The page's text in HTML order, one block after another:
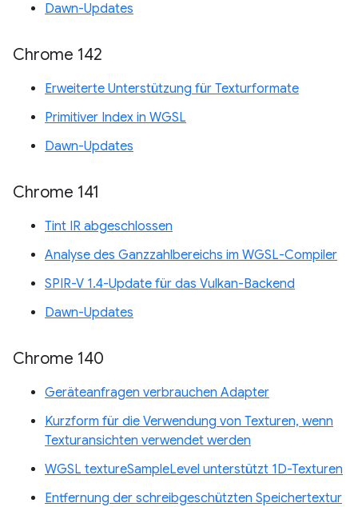
Dawn-Updates
Chrome 142
Erweiterte Unterstützung für Texturformate
Primitiver Index in WGSL
Dawn-Updates
Chrome 141
Tint IR abgeschlossen
Analyse des Ganzzahlbereichs im WGSL-Compiler
SPIR-V 1.4-Update für das Vulkan-Backend
Dawn-Updates
Chrome 140
Geräteanfragen verbrauchen Adapter
Kurzform für die Verwendung von Texturen, wenn
Texturansichten verwendet werden
WGSL textureSampleLevel unterstützt 1D-Texturen
Entfernung der schreibgeschützten Speichertextur